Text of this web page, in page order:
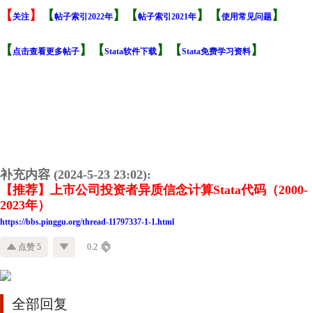
【 关注 】 【帖子索引2022年 】【帖子索引2021年 】【使用常见问题 】
【 点击查看更多帖子 】【Stata软件下载 】【Stata免费学习资料 】
补充内容 (2024-5-23 23:02):
【推荐】上市公司投资者异质信念计算Stata代码（2000-
2023年）
https://bbs.pinggu.org/thread-11797337-1-1.html
点赞 5 0.2
全部回复